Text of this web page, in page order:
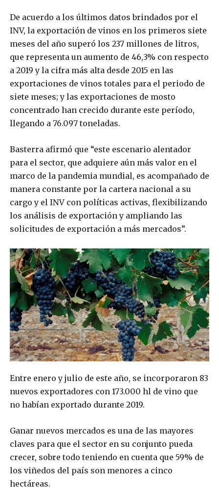
De acuerdo a los últimos datos brindados por el
INV, la exportación de vinos en los primeros siete
meses del año superó los 237 millones de litros,
que representa un aumento de 46,3% con respecto
a 2019 y la cifra más alta desde 2015 en las
exportaciones de vinos totales para el periodo de
siete meses; y las exportaciones de mosto
concentrado han crecido durante este período,
llegando a 76.097 toneladas.
Basterra afirmó que “este escenario alentador
para el sector, que adquiere aún más valor en el
marco de la pandemia mundial, es acompañado de
manera constante por la cartera nacional a su
cargo y el INV con políticas activas, flexibilizando
los análisis de exportación y ampliando las
solicitudes de exportación a más mercados”.
Entre enero y julio de este año, se incorporaron 83
nuevos exportadores con 173.000 hl de vino que
no habían exportado durante 2019.
Ganar nuevos mercados es una de las mayores
claves para que el sector en su conjunto pueda
crecer, sobre todo teniendo en cuenta que 59% de
los viñedos del país son menores a cinco
hectáreas.